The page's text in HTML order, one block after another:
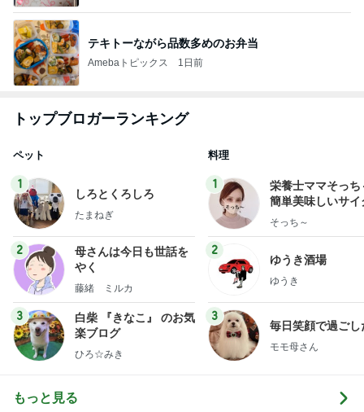
テキトーながら品数多めのお弁当
Amebaトピックス 1日前
トップブロガーランキング
ペット
1
しろとくろしろ
たまねぎ
2
母さんは今日も世話を
やく
藤緒 ミルカ
3
白柴 『きなこ』 のお気
楽ブログ
ひろ☆みき
料理
1
栄養士ママそっち
簡単美味しいサイ
献立
そっち～
2
ゆうき酒場
ゆうき
3
毎日笑顔で過ごし
モモ母さん
もっと見る